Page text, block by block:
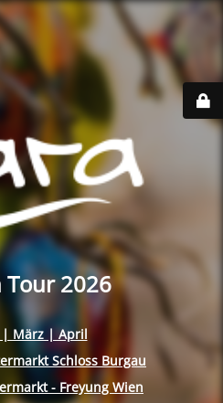
Tour 2026
| März | April
Schloss Burgau
- Freyung Wien